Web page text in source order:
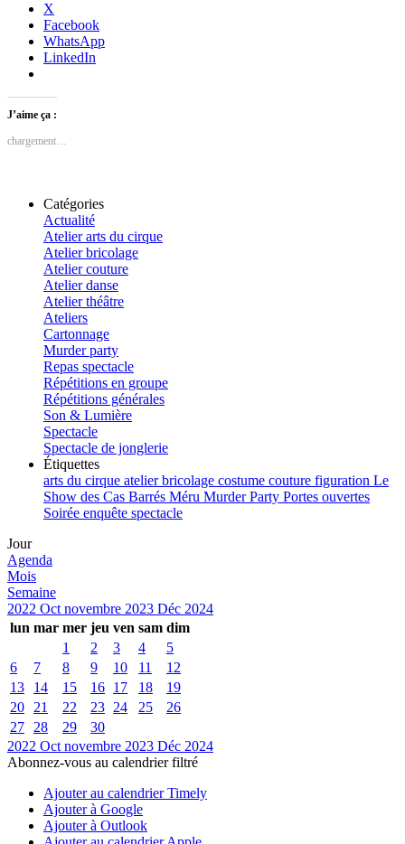
X
Facebook
WhatsApp
LinkedIn
J’aime ça :
chargement…
Catégories
Actualité
Atelier arts du cirque
Atelier bricolage
Atelier couture
Atelier danse
Atelier théâtre
Ateliers
Cartonnage
Murder party
Repas spectacle
Répétitions en groupe
Répétitions générales
Son & Lumière
Spectacle
Spectacle de jonglerie
Étiquettes
arts du cirque atelierbricolage costume couture figuration Le
Show des Cas Barrés Méru Murder Party Portes ouvertes
Soirée enquête spectacle
Jour
Agenda
Mois
Semaine
2022 Oct novembre 2023 Déc 2024
lun mar mer jeu ven sam dim
1
2 3 4
5
6
7 8 9 10 11
12
13
14 15 16 17 18
19
20
21 22 23 24 25
26
27
28 29
30
2022 Oct novembre 2023 Déc 2024
Abonnez-vous au calendrier filtré
Ajouter au calendrier Timely
Ajouter à Google
Ajouter à Outlook